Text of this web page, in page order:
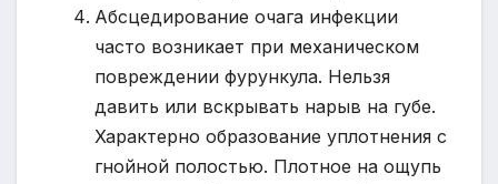
Абсцедирование очага инфекции
часто возникает при механическом
повреждении фурункула. Нельзя
давить или вскрывать нарыв на губе.
Характерно образование уплотнения с
гнойной полостью. Плотное на ощупь